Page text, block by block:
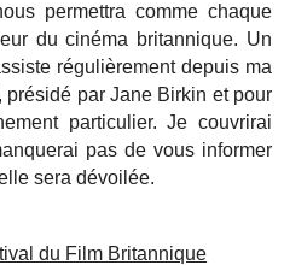
permettra comme chaque
du cinéma britannique. Un
régulièrement depuis ma
par Jane Birkin et pour
particulier. Je couvrirai
pas de vous informer
sera dévoilée.
du Film Britannique